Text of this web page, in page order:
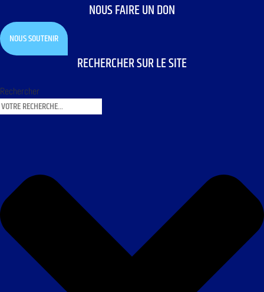
NOUS FAIRE UN DON
NOUS SOUTENIR
RECHERCHER SUR LE SITE
Rechercher